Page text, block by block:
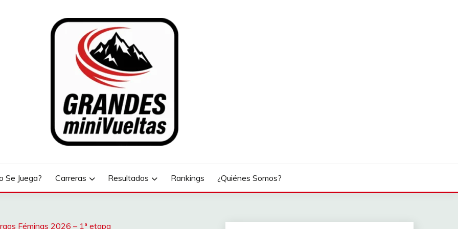
Se Juega? Carreras Resultados Rankings ¿Quiénes Somos?
Féminas 2026 – 1ª etapa